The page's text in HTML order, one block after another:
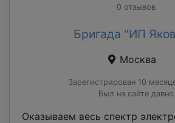
0 отзывов
Бригада "ИП
Москва
Зарегистрирован 10
Был на сайте давно
Оказываем весь спектр